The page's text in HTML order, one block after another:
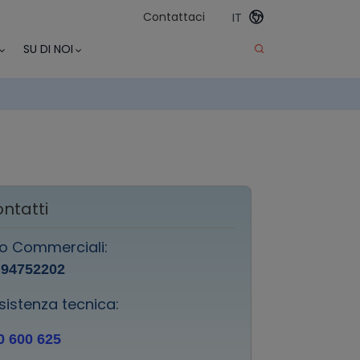
Contattaci
IT
SU DI NOI
Commerciali:
tecnica:
600 625